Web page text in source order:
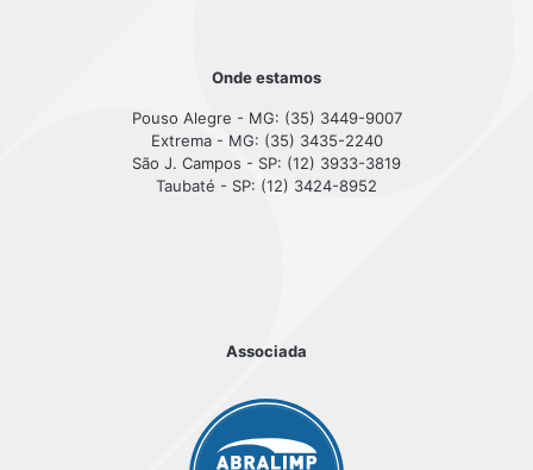
Onde estamos
Pouso Alegre - MG: (35) 3449-9007
Extrema - MG: (35) 3435-2240
São J. Campos - SP: (12) 3933-3819
Taubaté - SP: (12) 3424-8952
Associada